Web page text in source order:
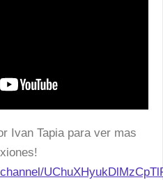
Ivan Tapia para ver mas